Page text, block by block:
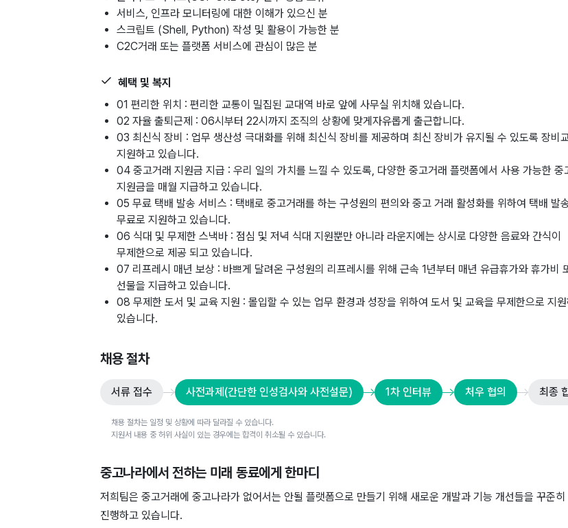
서비스, 인프라 모니터링에 대한 이해가 있으신 분
스크립트 (Shell, Python) 작성 및 활용이 가능한 분
C2C거래 또는 플랫폼 서비스에 관심이 많은 분
혜택 및 복지
01 편리한 위치 : 편리한 교통이 밀집된 교대역 바로 앞에 사무실 위치해 있습니다.
02 자율 출퇴근제 : 06시부터 22시까지 조직의 상황에 맞게자유롭게 출근합니다.
03 최신식 장비 : 업무 생산성 극대화를 위해 최신식 장비를 제공하며 최신 장비가 유지될 수 있도록 장비
지원하고 있습니다.
04 중고거래 지원금 지급 : 우리 일의 가치를 느낄 수 있도록, 다양한 중고거래 플랫폼에서 사용 가능한 중
지원금을 매월 지급하고 있습니다.
05 무료 택배 발송 서비스 : 택배로 중고거래를 하는 구성원의 편의와 중고 거래 활성화를 위하여 택배 발
무료로 지원하고 있습니다.
06 식대 및 무제한 스낵바 : 점심 및 저녁 식대 지원뿐만 아니라 라운지에는 상시로 다양한 음료와 간식이
무제한으로 제공 되고 있습니다.
07 리프레시 매년 보상 : 바쁘게 달려온 구성원의 리프레시를 위해 근속 1년부터 매년 유급휴가와 휴가비
선물을 지급하고 있습니다.
08 무제한 도서 및 교육 지원 : 몰입할 수 있는 업무 환경과 성장을 위하여 도서 및 교육을 무제한으로 지
있습니다.
채용 절차
서류 접수 사전과제(간단한 인성검사와 사전설문) 1차 인터뷰 처우 협의 최종
채용 절차는 일정 및 상황에 따라 달라질 수 있습니다.
지원서 내용 중 허위 사실이 있는 경우에는 합격이 취소될 수 있습니다.
중고나라에서 전하는 미래 동료에게 한마디
저희팀은 중고거래에 중고나라가 없어서는 안될 플랫폼으로 만들기 위해 새로운 개발과 기능 개선들을 꾸준히
진행하고 있습니다.